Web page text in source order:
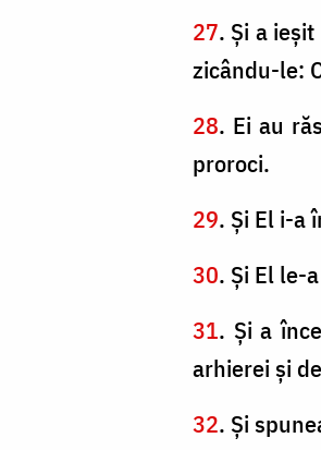
27. Şi a
zicându-le:
28. Ei au
proroci.
29. Şi El i-a
30. Şi El le-
31. Şi a
arhierei şi
32. Şi